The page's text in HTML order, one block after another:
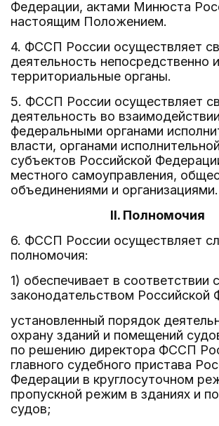
Федерации, актами Минюста
настоящим Положением.
4. ФССП России осуществляет
деятельность непосредственно
территориальные органы.
5. ФССП России осуществляет
деятельность во
федеральными органами
власти, органами
субъектов Российской
местного самоуправления,
объединениями и организациями.
II. Полномочия
6. ФССП России осуществляет
полномочия:
1) обеспечивает в соответствии с
законодательством Российской
установленный порядок
охрану зданий и помещений
по решению директора ФССП
главного судебного пристава
Федерации в круглосуточном
пропускной режим в зданиях и
судов;